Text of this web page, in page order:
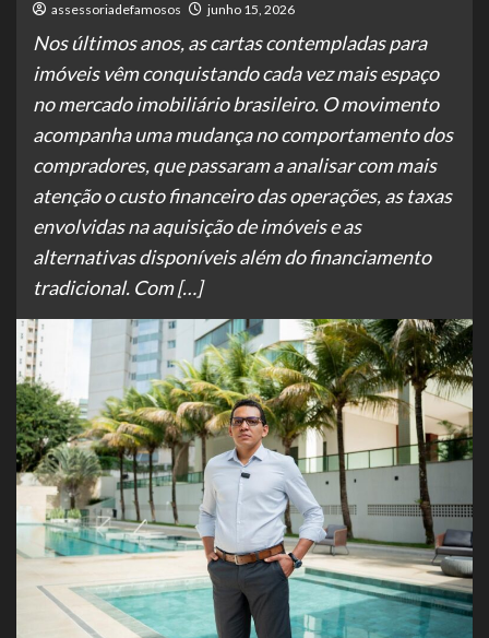
assessoriadefamosos junho 15, 2026
Nos últimos anos, as cartas contempladas para
imóveis vêm conquistando cada vez mais espaço
no mercado imobiliário brasileiro. O movimento
acompanha uma mudança no comportamento dos
compradores, que passaram a analisar com mais
atenção o custo financeiro das operações, as taxas
envolvidas na aquisição de imóveis e as
alternativas disponíveis além do financiamento
tradicional. Com […]